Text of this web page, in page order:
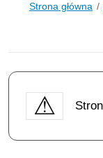
Strona główna